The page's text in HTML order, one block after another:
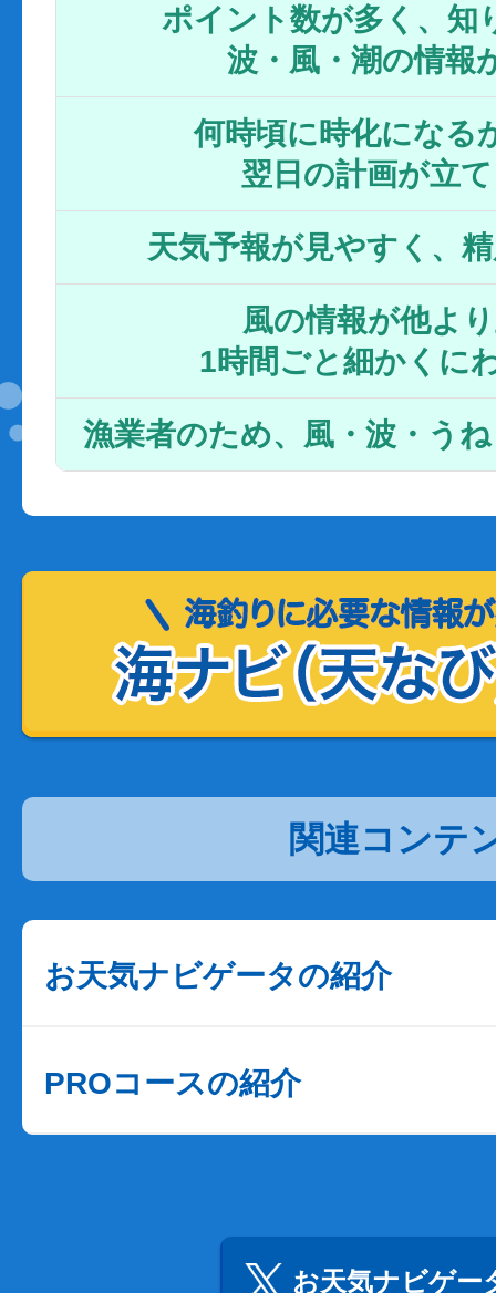
ポイント数が多く、知
波・風・潮の情報
何時頃に時化になる
翌日の計画が立
天気予報が見やすく、
風の情報が他よ
1時間ごと細かくに
漁業者のため、風・波・う
関連コンテ
お天気ナビゲータの紹介
PROコースの紹介
お天気ナビゲー